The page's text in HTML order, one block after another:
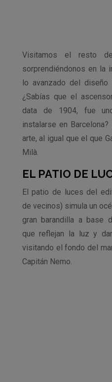
Visitamos el resto
sorprendiéndonos en la
lo avanzado del diseño
¿Sabías que el
data de 1904, fue
instalarse en
arte, al igual que el que
Milà.
EL PATIO DE
El patio de luces del
de vecinos) simula un
gran barandilla a base
que reflejan la luz y
visitando el fondo del
Capitán Nemo.